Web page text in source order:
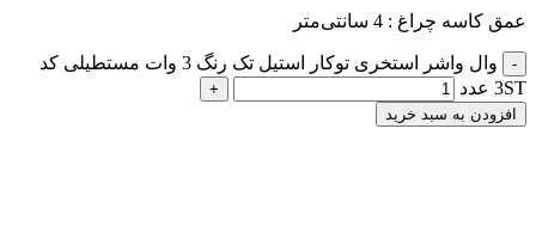
عمق کاسه چراغ : 4 سانتی‌متر
وال واشر استخری توکار استیل تک رنگ 3 وات مستطیلی کد
3ST عدد
افزودن به سبد خرید